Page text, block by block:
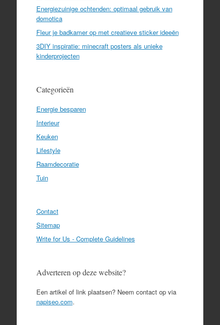
Energiezuinige ochtenden: optimaal gebruik van
domotica
Fleur je badkamer op met creatieve sticker ideeën
3DIY inspiratie: minecraft posters als unieke
kinderprojecten
Categorieën
Energie besparen
Interieur
Keuken
Lifestyle
Raamdecoratie
Tuin
Contact
Sitemap
Write for Us - Complete Guidelines
Adverteren op deze website?
Een artikel of link plaatsen? Neem contact op via
napiseo.com.